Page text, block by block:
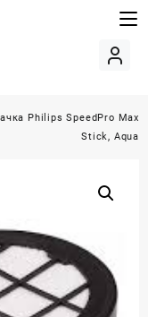
Philips SpeedPro Max
Stick, Aqua